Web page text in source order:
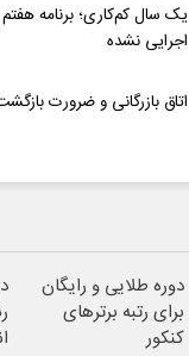
یک سال کم‌کاری؛ برنامه
اجرایی نشده
اتاق بازرگانی و ضرورت
دوره طلایی و رایگان
برای رتبه برترهای
کنکور